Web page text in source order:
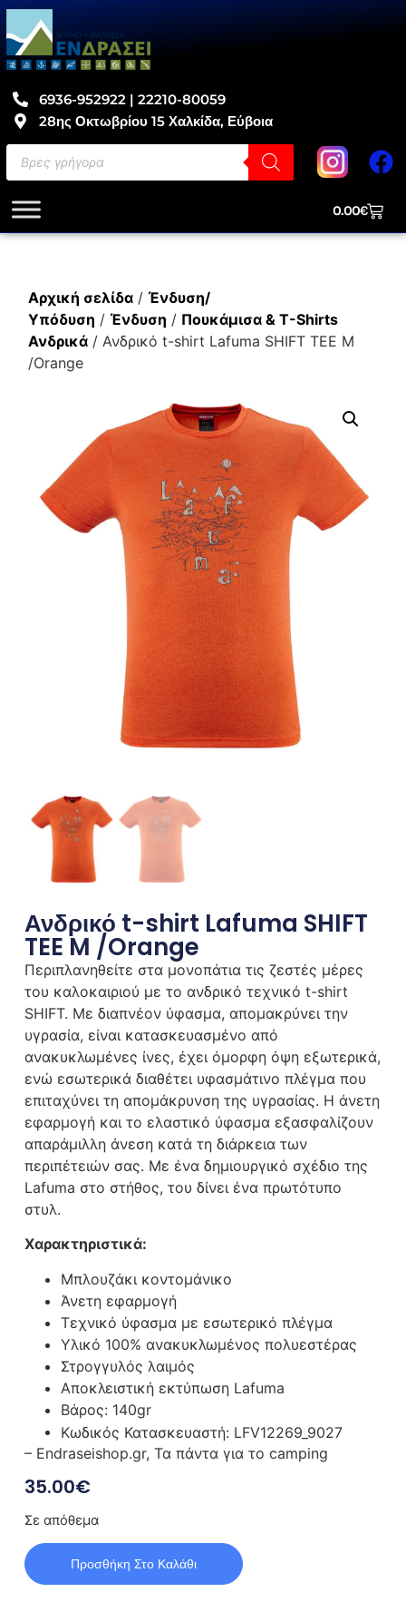
6936-952922 | 22210-80059
28ης Οκτωβρίου 15 Χαλκίδα, Εύβοια
0.00€
Αρχική σελίδα/ Ένδυση/
Υπόδυση / Ένδυση / Πουκάμισα & T-Shirts
Ανδρικά/ Ανδρικό t-shirt Lafuma SHIFT TEE M
/Orange
Ανδρικό t-shirt Lafuma SHIFT
TEE M /Orange
Περιπλανηθείτε στα μονοπάτια τις ζεστές μέρες
του καλοκαιριού με το ανδρικό τεχνικό t-shirt
SHIFT. Με διαπνέον ύφασμα, απομακρύνει την
υγρασία, είναι κατασκευασμένο από
ανακυκλωμένες ίνες, έχει όμορφη όψη εξωτερικά,
ενώ εσωτερικά διαθέτει υφασμάτινο πλέγμα που
επιταχύνει τη απομάκρυνση της υγρασίας. Η άνετη
εφαρμογή και το ελαστικό ύφασμα εξασφαλίζουν
απαράμιλλη άνεση κατά τη διάρκεια των
περιπέτειών σας. Με ένα δημιουργικό σχέδιο της
Lafuma στο στήθος, του δίνει ένα πρωτότυπο
στυλ.
Χαρακτηριστικά:
Μπλουζάκι κοντομάνικο
Άνετη εφαρμογή
Τεχνικό ύφασμα με εσωτερικό πλέγμα
Υλικό 100% ανακυκλωμένος πολυεστέρας
Στρογγυλός λαιμός
Αποκλειστική εκτύπωση Lafuma
Βάρος: 140gr
Κωδικός Κατασκευαστή: LFV12269_9027
– Endraseishop.gr, Τα πάντα για το camping
35.00€
Σε απόθεμα
Προσθήκη Στο Καλάθι